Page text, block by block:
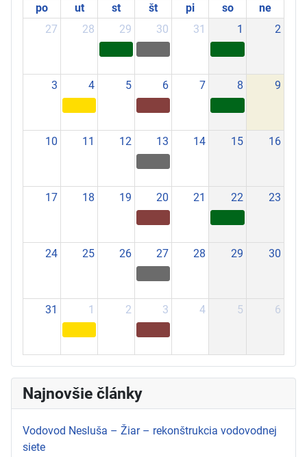
po ut st št pi so
ne
27
28 29 30 31 1 2
3 4 5 6 7 8 9
10 11 12 13 14 15 16
17 18 19 20 21 22 23
24 25 26 27 28 29 30
31 1 2 3 4 5 6
Najnovšie články
Vodovod Nesluša – Žiar – rekonštrukcia vodovodnej
siete